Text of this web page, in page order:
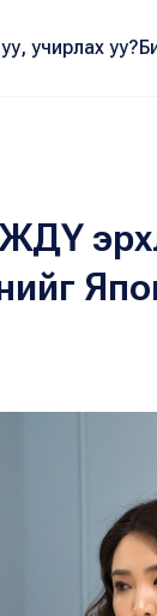
учирлах уу?
ЖДҮ